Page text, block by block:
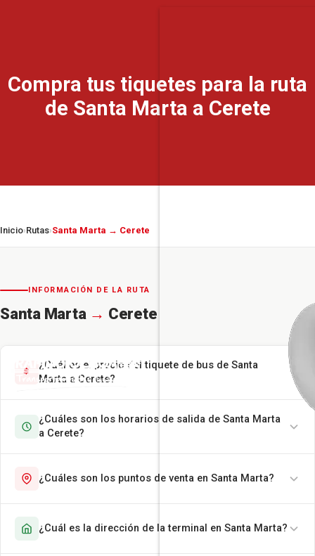
Compra tus tiquetes para la ruta
de Santa Marta a Cerete
Inicio›Rutas›Santa Marta → Cerete
INFORMACIÓN DE LA RUTA
Santa Marta → Cerete
¿Cuál es el precio del tiquete de bus de Santa
Marta a Cerete?
¿Cuáles son los horarios de salida de Santa Marta
a Cerete?
¿Cuáles son los puntos de venta en Santa Marta?
¿Cuál es la dirección de la terminal en Santa Marta?